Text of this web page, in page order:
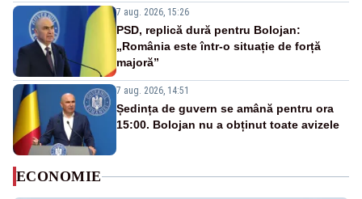
7 aug. 2026, 15:26
PSD, replică dură pentru Bolojan:
„România este într-o situație de forță
majoră”
7 aug. 2026, 14:51
Ședința de guvern se amână pentru ora
15:00. Bolojan nu a obținut toate avizele
ECONOMIE